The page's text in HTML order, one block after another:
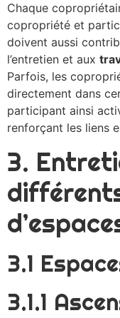
Chaque
copropriété et
doivent aussi
l’entretien et aux
Parfois, les
directement dans
participant ainsi
renforçant les liens
3.
3.1
3.1.1